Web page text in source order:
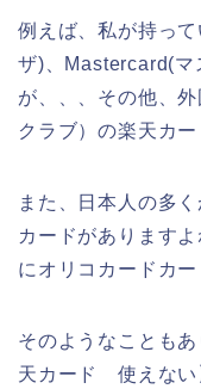
例えば、私が持っ
ザ)、Mastercard(マ
が、、、その他、
クラブ）の楽天カ
また、日本人の多
カードがあります
にオリコカードカ
そのようなことも
天カード 使えな